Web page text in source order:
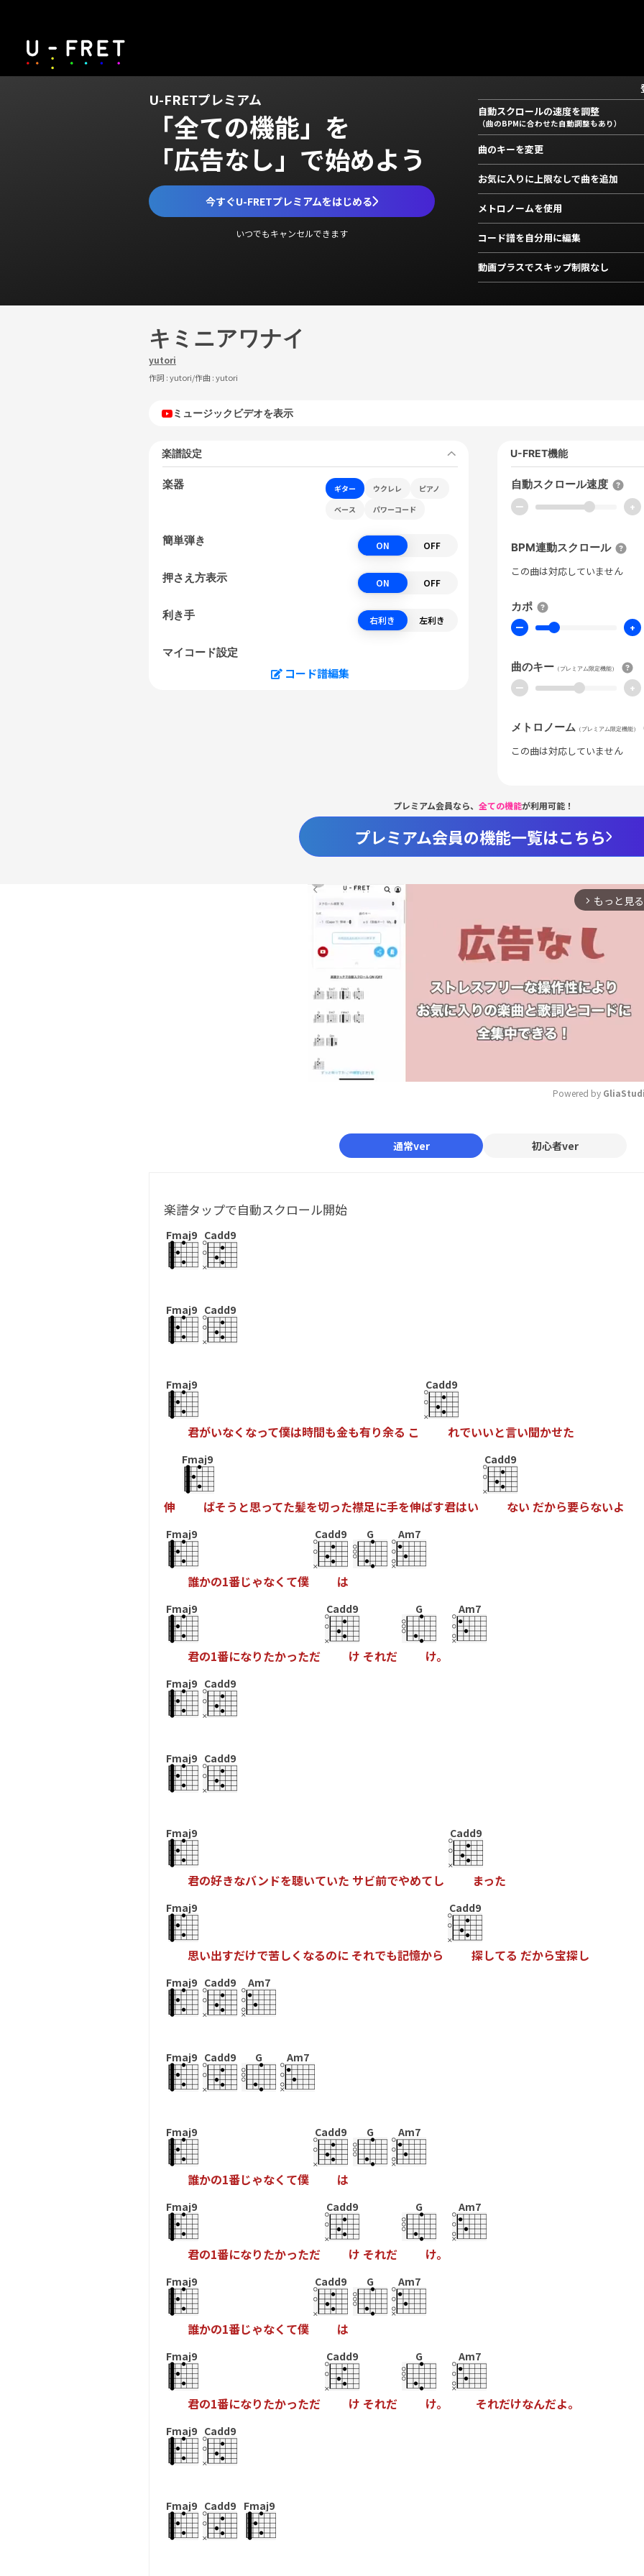
U-FRETプレミアム
「全ての機能」を
「広告なし」で始めよう
今すぐU-FRETプレミアムをはじめる
いつでもキャンセルできます
自動スクロールの速度を調整
（曲のBPMに合わせた自動調整もあり）
曲のキーを変更
お気に入りに上限なしで曲を追加
メトロノームを使用
コード譜を自分用に編集
動画プラスでスキップ制限なし
キミニアワナイ
yutori
作詞 :yutori/作曲 :yutori
ミュージックビデオを表示
楽譜設定
楽器 ギター ウクレレ
ピアノ
ベース
パワーコード
簡単弾き ON OFF
押さえ方表示 ON OFF
利き手 右利き 左利き
マイコード設定
コード譜編集
U-FRET機能
自動スクロール速度
ー +
BPM連動スクロール
この曲は対応していません
カポ
ー +
曲のキー （プレミアム限定機能）
ー +
メトロノーム （プレミアム限定機能）
この曲は対応していません
プレミアム会員なら、 全ての機能が利用可能！
プレミアム会員の機能一覧はこちら
arrow_forward_ios もっと見る
Powered by
通常ver 初心者ver
楽譜タップで自動スクロール開始
Fmaj9 Cadd9
Fmaj9 Cadd9
Fmaj9
君がいなく なって僕は時間も金も有り余る こ
Cadd9
れでいいと言い聞かせた
伸
Fmaj9
ばそう と思ってた髪を切った襟足に手を伸ばす君はい
Cadd9
ない だから要らないよ
Fmaj9
誰かの1番じゃなく て僕
Cadd9
は
G Am7
Fmaj9
君の1番になりたかっただ
Cadd9
け それだ
G
け。
Am7
Fmaj9 Cadd9
Fmaj9 Cadd9
Fmaj9
君の好きなバン ドを聴いていた サビ前でやめてし
Cadd9
まった
Fmaj9
思い出すだけで苦しく なるのに それでも記憶から
Cadd9
探してる だから宝探し
Fmaj9 Cadd9 Am7
Fmaj9 Cadd9 G Am7
Fmaj9
誰かの1番じゃなく て僕
Cadd9
は
G Am7
Fmaj9
君の1番になりたかっただ
Cadd9
け それだ
G
け。
Am7
Fmaj9
誰かの1番じゃなく て僕
Cadd9
は
G Am7
Fmaj9
君の1番になりたかっただ
Cadd9
け それだ
G
け。
Am7
それだけなんだよ。
Fmaj9 Cadd9
Fmaj9 Cadd9 Fmaj9